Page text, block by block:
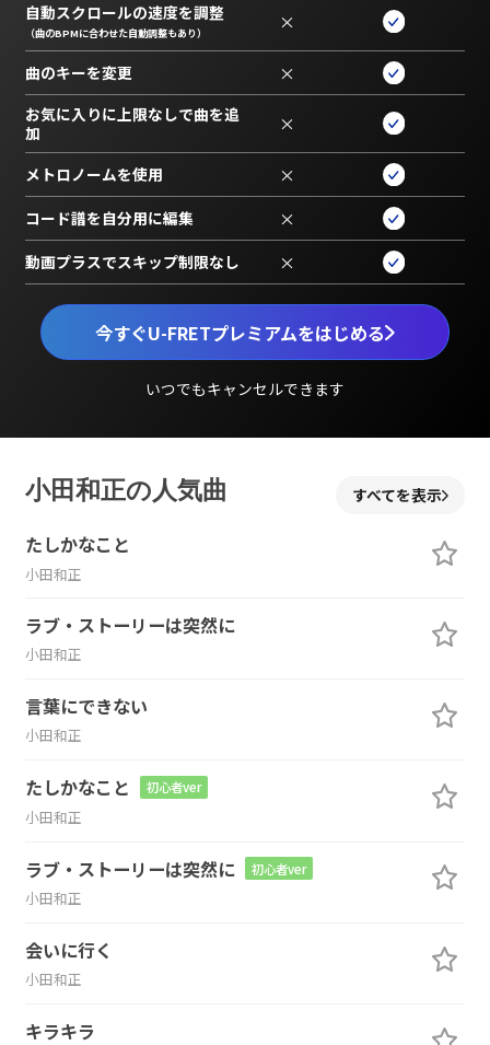
今すぐU-FRETプレミアムをはじめる
いつでもキャンセルできます
自動スクロールの速度を調整
（曲のBPMに合わせた自動調整もあり） ×
曲のキーを変更 ×
お気に入りに上限なしで曲を追
加
×
メトロノームを使用 ×
コード譜を自分用に編集 ×
動画プラスでスキップ制限なし ×
小田和正の人気曲 すべてを表示
たしかなこと
小田和正
ラブ・ストーリーは突然に
小田和正
言葉にできない
小田和正
たしかなこと 初心者ver
小田和正
ラブ・ストーリーは突然に 初心者ver
小田和正
会いに行く
小田和正
キラキラ